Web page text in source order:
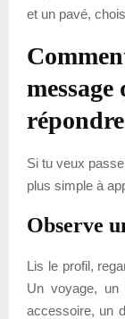
et un pavé,
répondre
Si tu veux
plus simple à
Observe
Lis le profil,
Un voyage, un
accessoire, un